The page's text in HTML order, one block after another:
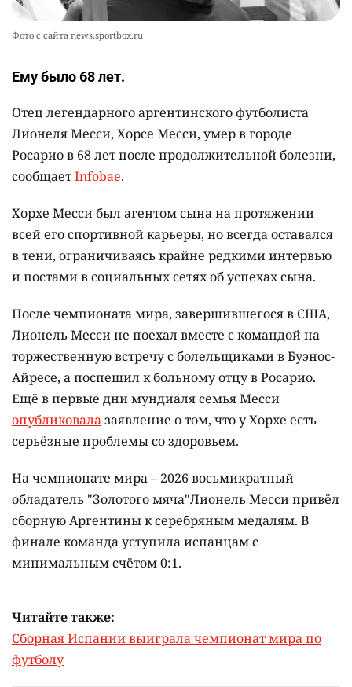
Фото с сайта news.sportbox.ru
Ему было 68 лет.
Отец легендарного аргентинского футболиста
Лионеля Месси, Хорсе Месси, умер в городе
Росарио в 68 лет после продолжительной болезни,
сообщаетInfobae.
Хорхе Месси был агентом сына на протяжении
всей его спортивной карьеры, но всегда оставался
в тени, ограничиваясь крайне редкими интервью
и постами в социальных сетях об успехах сына.
После чемпионата мира, завершившегося в США,
Лионель Месси не поехал вместе с командой на
торжественную встречу с болельщиками в Буэнос-
Айресе, а поспешил к больному отцу в Росарио.
Ещё в первые дни мундиаля семья Месси
опубликовалазаявление о том, что у Хорхе есть
серьёзные проблемы со здоровьем.
На чемпионате мира – 2026 восьмикратный
обладатель "Золотого мяча"Лионель Месси привёл
сборную Аргентины к серебряным медалям. В
финале команда уступила испанцам с
минимальным счётом 0:1.
Читайте также:
Сборная Испании выиграла чемпионат мира по
футболу